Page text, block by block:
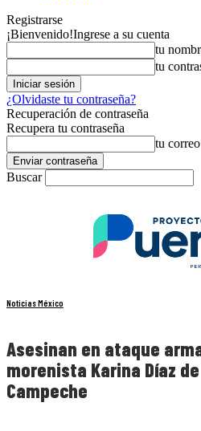
Registrarse
¡Bienvenido!Ingrese a su cuenta
tu
tu
¿Olvidaste tu contraseña?
Recuperación de contraseña
Recupera tu contraseña
tu
Buscar
Noticias México
Asesinan en ataque
morenista Karina Díaz
Campeche